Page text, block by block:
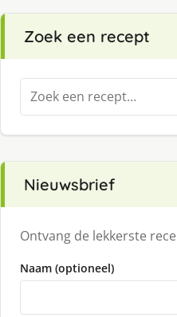
Zoek een recept
Zoeken
naar:
Nieuwsbrief
Ontvang de lekkerste
Naam (optioneel)